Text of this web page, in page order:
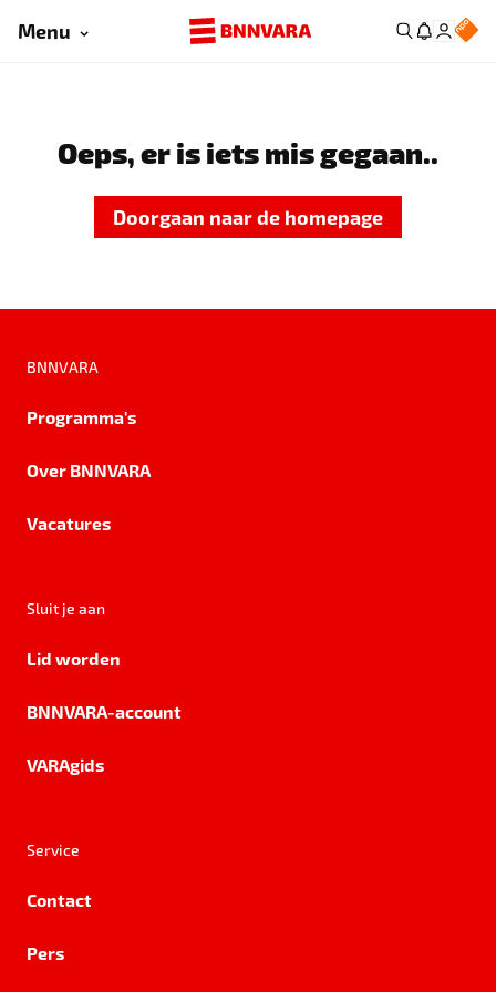
Menu
Oeps, er is iets mis gegaan..
Doorgaan naar de homepage
BNNVARA
Programma's
Over BNNVARA
Vacatures
Sluit je aan
Lid worden
BNNVARA-account
VARAgids
Service
Contact
Pers